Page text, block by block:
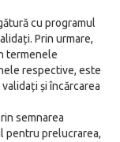
cu programul
Prin urmare,
termenele
respective, este
și încărcarea
semnarea
pentru prelucrarea,